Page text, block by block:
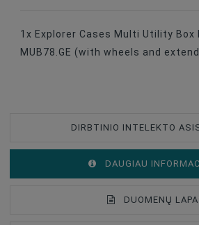
1x Explorer Cases Multi Utility Box
MUB78.GE (with wheels and
DIRBTINIO INTELEKTO
DAUGIAU
DUOMENŲ